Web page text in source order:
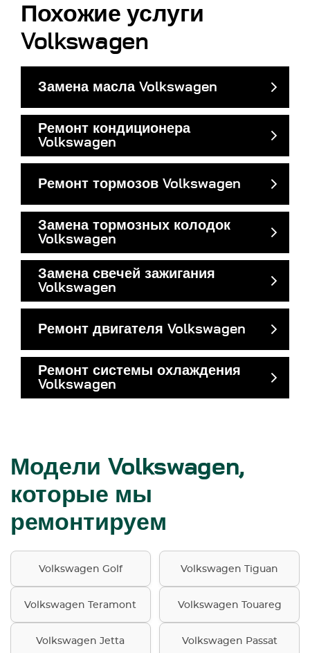
Похожие услуги
Volkswagen
Замена масла Volkswagen
Ремонт кондиционера
Volkswagen
Ремонт тормозов Volkswagen
Замена тормозных колодок
Volkswagen
Замена свечей зажигания
Volkswagen
Ремонт двигателя Volkswagen
Ремонт системы охлаждения
Volkswagen
Модели Volkswagen,
которые мы
ремонтируем
Volkswagen Golf Volkswagen Tiguan
Volkswagen Teramont Volkswagen Touareg
Volkswagen Jetta Volkswagen Passat